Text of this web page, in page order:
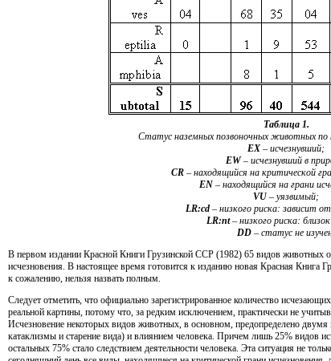
Таблица 1.
Статус наземных позвоночных животных по
EX – исчезнувший;
EW– исчезнувший в
CR – находящийся на критической
EN– находящийся на грани
VU – уязвимый;
LR:cd– низкого риска: зависит
LR:nt– низкого риска:
DD – статус не
В первом издании Красной Книги Грузинской ССР (1982) 65 видов животных
исчезновения. В настоящее время готовится к изданию новая Красная Книга
к сожалению, нельзя назвать полным.
Следует отметить, что официально зарегистрированное количество
реальной картины, потому что, за редким исключением, практически не
Исчезновение некоторых видов животных, в основном, предопределено
катаклизмы и старение вида) и влиянием человека. Причем лишь 25% видов
остальных 75% стало следствием деятельности человека. Эта ситуация не